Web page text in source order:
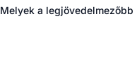
Melyek a